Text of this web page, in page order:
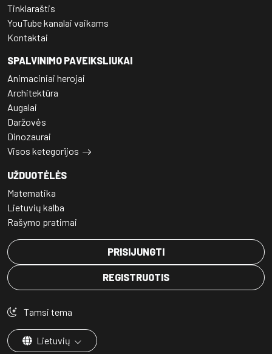
Tinklaraštis
YouTube kanalai vaikams
Kontaktai
SPALVINIMO PAVEIKSLIUKAI
Animaciniai herojai
Architektūra
Augalai
Daržovės
Dinozaurai
Visos ketegorijos
UŽDUOTĖLĖS
Matematika
Lietuvių kalba
Rašymo pratimai
PRISIJUNGTI
REGISTRUOTIS
Tamsi tema
Lietuvių